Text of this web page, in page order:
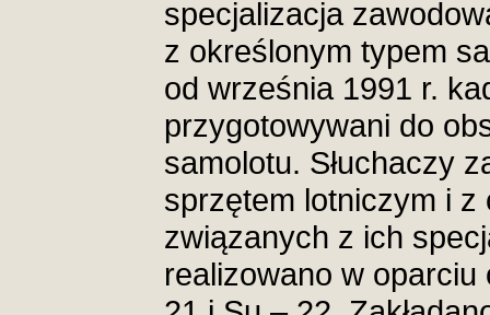
specjalizacja
z określonym typem
od września 1991 r.
przygotowywani do
samolotu. Słuchaczy
sprzętem lotniczym i z
związanych z ich
realizowano w